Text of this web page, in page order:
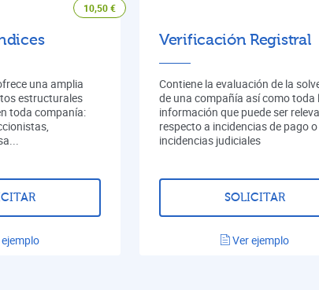
10,50€
una amplia
estructurales
toda companía:
Verificación Registral
Contiene la evaluación de la
de una compañía así como toda
información que puede ser
respecto a incidencias de pago o
incidencias judiciales
SOLICITAR
Ver ejemplo